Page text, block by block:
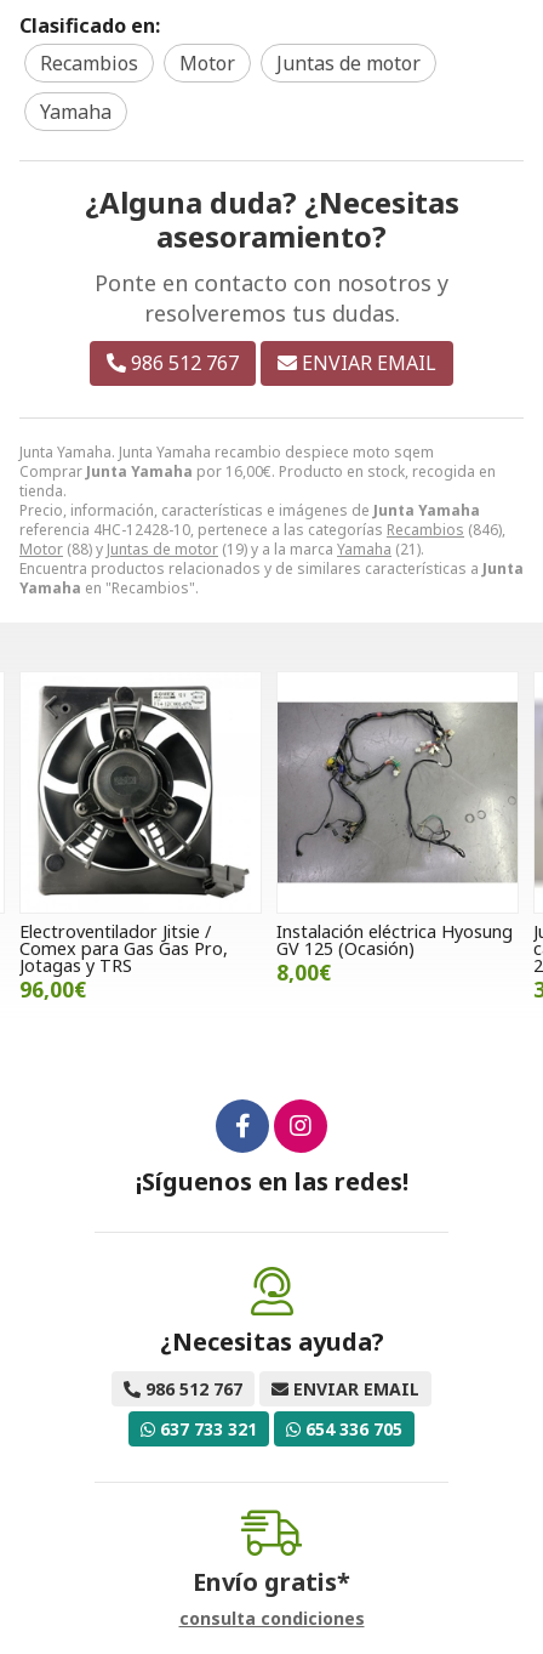
Junta Yamaha. Junta Yamaha recambio despiece moto sqem
Comprar Junta Yamaha por 16,00€. Producto en stock, recogida en
tienda.
Precio, información, características e imágenes de Junta Yamaha
referencia 4HC-12428-10, pertenece a las categorías Recambios (846),
Motor (88) y Juntas de motor (19) y a la marca Yamaha (21).
Encuentra productos relacionados y de similares características a Junta
Yamaha en "Recambios".
Clasificado en:
Recambios
Motor
Juntas de motor
Yamaha
¿Alguna duda? ¿Necesitas
asesoramiento?
Ponte en contacto con nosotros y
resolveremos tus dudas.
986 512 767 ENVIAR EMAIL
Jitsie /
Gas Pro,
Instalación eléctrica Hyosung
GV 125 (Ocasión)
8,00€
Juego de tapas
carenado Hyosung
250 / 650
¡Síguenos en las redes!
¿Necesitas ayuda?
986 512 767
ENVIAR EMAIL
637 733 321
654 336 705
Envío gratis*
consulta condiciones